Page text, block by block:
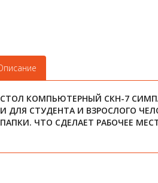
СТОЛ КОМПЬЮТЕРНЫЙ СКН-7
И ДЛЯ СТУДЕНТА И ВЗРОСЛОГО
ПАПКИ. ЧТО СДЕЛАЕТ РАБОЧЕЕ